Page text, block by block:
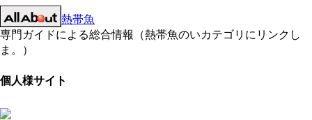
熱帯魚
専門ガイドによる総合情報（熱帯魚のいカテゴリにリンクし
ま。）
個人様サイト